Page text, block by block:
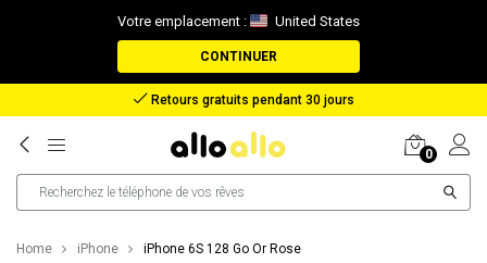
Votre emplacement : United States
CONTINUER
Retours gratuits pendant 30 jours
0
Home iPhone iPhone 6S 128 Go Or Rose